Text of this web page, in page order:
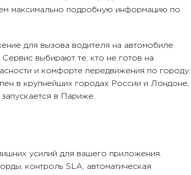
максимально подробную информацию по
для вызова водителя на автомобиле
Сервис выбирают те, кто не готов на
и комфорте передвижения по городу.
в крупнейших городах России и Лондоне,
в Париже.
усилий для вашего приложения.
контроль SLA, автоматическая